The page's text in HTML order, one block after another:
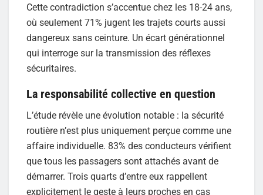
Cette contradiction s’accentue chez les 18-24 ans,
où seulement 71% jugent les trajets courts aussi
dangereux sans ceinture. Un écart générationnel
qui interroge sur la transmission des réflexes
sécuritaires.
La responsabilité collective en question
L’étude révèle une évolution notable : la sécurité
routière n’est plus uniquement perçue comme une
affaire individuelle. 83% des conducteurs vérifient
que tous les passagers sont attachés avant de
démarrer. Trois quarts d’entre eux rappellent
explicitement le geste à leurs proches en cas